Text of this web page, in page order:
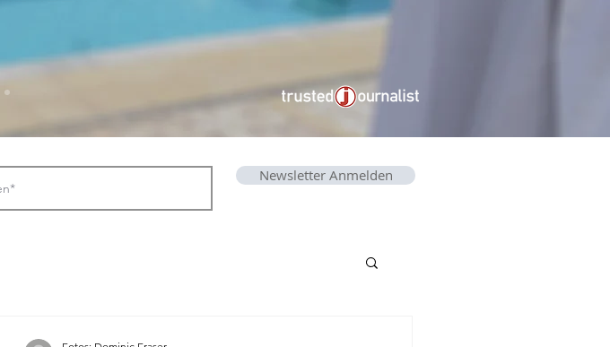
Newsletter Anmelden